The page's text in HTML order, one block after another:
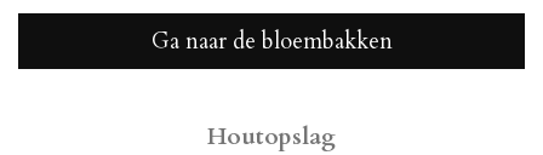
Ga naar de bloembakken
Houtopslag